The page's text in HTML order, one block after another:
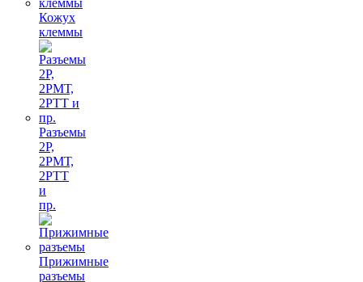
Кожух
клеммы
Разъемы
2Р,
2РМТ,
2РТТ
и
пр.
Прижимные
разъемы